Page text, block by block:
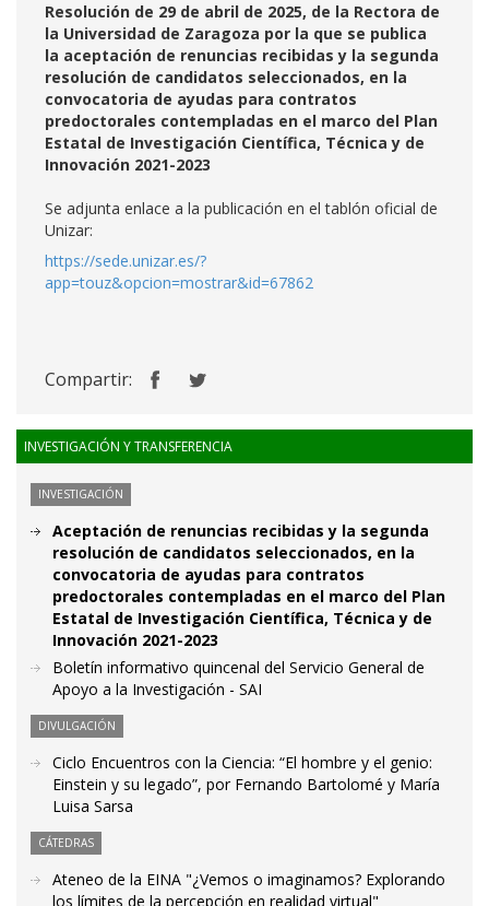
Resolución de 29 de abril de 2025, de la Rectora de
la Universidad de Zaragoza por la que se publica
la aceptación de renuncias recibidas y la segunda
resolución de candidatos seleccionados, en la
convocatoria de ayudas para contratos
predoctorales contempladas en el marco del Plan
Estatal de Investigación Científica, Técnica y de
Innovación 2021-2023
Se adjunta enlace a la publicación en el tablón oficial de
Unizar:
https://sede.unizar.es/?
app=touz&opcion=mostrar&id=67862
Compartir:
INVESTIGACIÓN Y TRANSFERENCIA
INVESTIGACIÓN
Aceptación de renuncias recibidas y la segunda
resolución de candidatos seleccionados, en la
convocatoria de ayudas para contratos
predoctorales contempladas en el marco del Plan
Estatal de Investigación Científica, Técnica y de
Innovación 2021-2023
Boletín informativo quincenal del Servicio General de
Apoyo a la Investigación - SAI
DIVULGACIÓN
Ciclo Encuentros con la Ciencia: “El hombre y el genio:
Einstein y su legado”, por Fernando Bartolomé y María
Luisa Sarsa
CÁTEDRAS
Ateneo de la EINA "¿Vemos o imaginamos? Explorando
los límites de la percepción en realidad virtual"